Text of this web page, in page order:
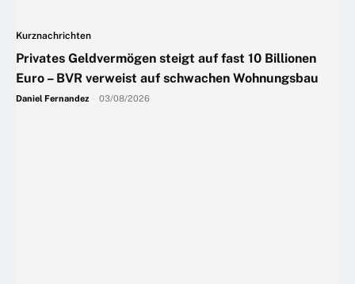
Kurznachrichten
Privates Geldvermögen steigt auf fast 10 Billionen
Euro – BVR verweist auf schwachen Wohnungsbau
Daniel Fernandez 03/08/2026